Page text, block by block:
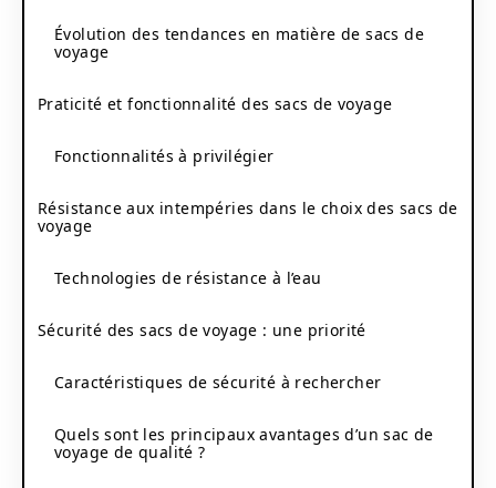
Évolution des tendances en matière de sacs de
voyage
Praticité et fonctionnalité des sacs de voyage
Fonctionnalités à privilégier
Résistance aux intempéries dans le choix des sacs de
voyage
Technologies de résistance à l’eau
Sécurité des sacs de voyage : une priorité
Caractéristiques de sécurité à rechercher
Quels sont les principaux avantages d’un sac de
voyage de qualité ?